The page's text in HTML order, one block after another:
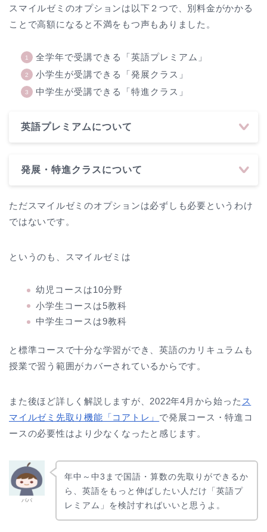
スマイルゼミのオプションは以下２つで、別料金がかかる
ことで高額になると不満をもつ声もありました。
全学年で受講できる「英語プレミアム」
小学生が受講できる「発展クラス」
中学生が受講できる「特進クラス」
英語プレミアムについて
発展・特進クラスについて
ただスマイルゼミのオプションは必ずしも必要というわけ
ではないです。
というのも、スマイルゼミは
幼児コースは10分野
小学生コースは5教科
中学生コースは9教科
と標準コースで十分な学習ができ、英語のカリキュラムも
授業で習う範囲がカバーされているからです。
また後ほど詳しく解説しますが、2022年4月から始った ス
マイルゼミ先取り機能「コアトレ」 で発展コース・特進コ
ースの必要性はより少なくなったと感じます。
パパ
年中～中3まで国語・算数の先取りができるか
ら、英語をもっと伸ばしたい人だけ「英語プ
レミアム」を検討すればいいと思うよ。